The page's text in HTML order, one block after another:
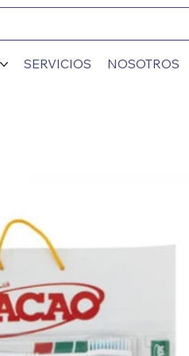
SERVICIOS NOSOTROS